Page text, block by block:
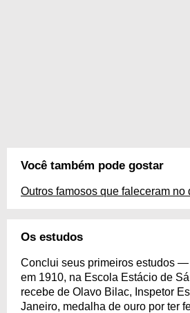
Você também pode gostar
Outros famosos que faleceram no
Os estudos
Conclui seus primeiros estudos
em 1910, na Escola Estácio de
recebe de Olavo Bilac, Inspetor
Janeiro, medalha de ouro por ter